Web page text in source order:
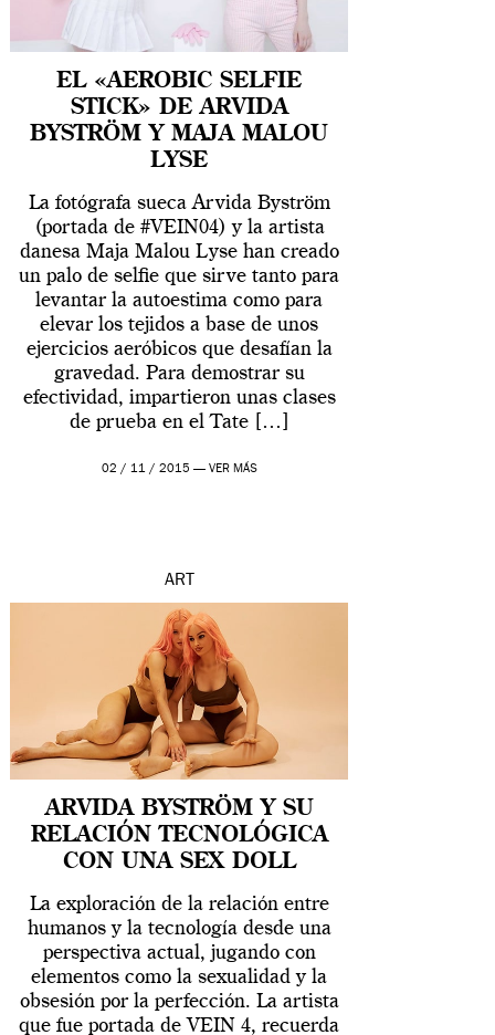
EL «AEROBIC SELFIE
STICK» DE ARVIDA
BYSTRÖM Y MAJA MALOU
LYSE
La fotógrafa sueca Arvida Byström
(portada de #VEIN04) y la artista
danesa Maja Malou Lyse han creado
un palo de selfie que sirve tanto para
levantar la autoestima como para
elevar los tejidos a base de unos
ejercicios aeróbicos que desafían la
gravedad. Para demostrar su
efectividad, impartieron unas clases
de prueba en el Tate […]
02 / 11 / 2015 — VER MÁS
ART
ARVIDA BYSTRÖM Y SU
RELACIÓN TECNOLÓGICA
CON UNA SEX DOLL
La exploración de la relación entre
humanos y la tecnología desde una
perspectiva actual, jugando con
elementos como la sexualidad y la
obsesión por la perfección. La artista
que fue portada de VEIN 4, recuerda